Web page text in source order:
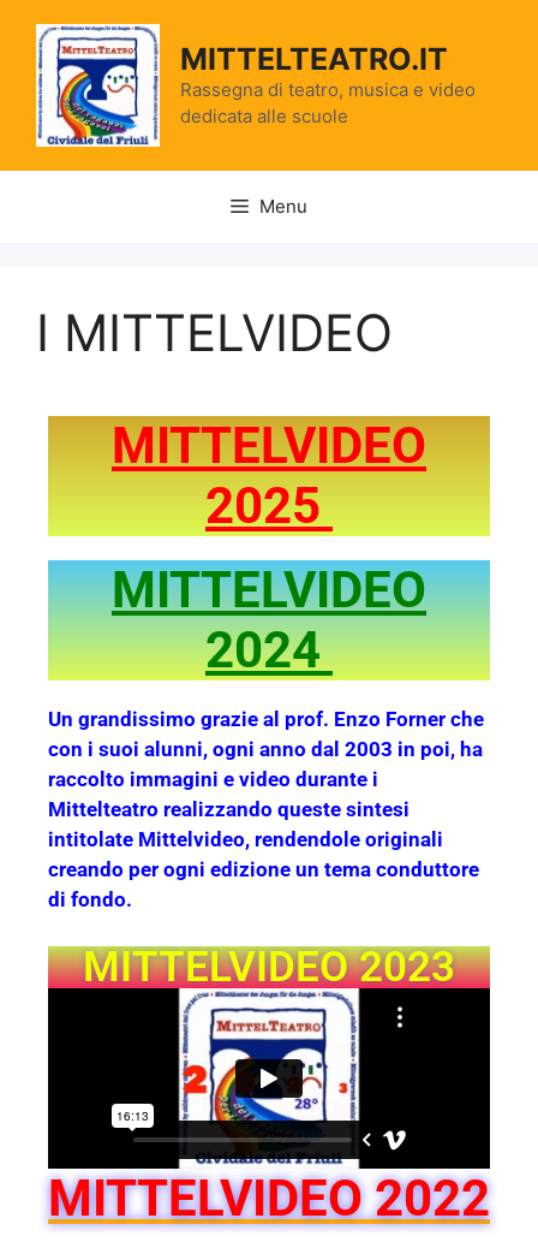
MITTELTEATRO.IT
Rassegna di teatro, musica e video
dedicata alle scuole
Menu
I MITTELVIDEO
MITTELVIDEO
2025
MITTELVIDEO
2024
Un grandissimo grazie al prof. Enzo Forner che
con i suoi alunni, ogni anno dal 2003 in poi, ha
raccolto immagini e video durante i
Mittelteatro realizzando queste sintesi
intitolate Mittelvideo, rendendole originali
creando per ogni edizione un tema conduttore
di fondo.
MITTELVIDEO 2023
MITTELVIDEO 2022